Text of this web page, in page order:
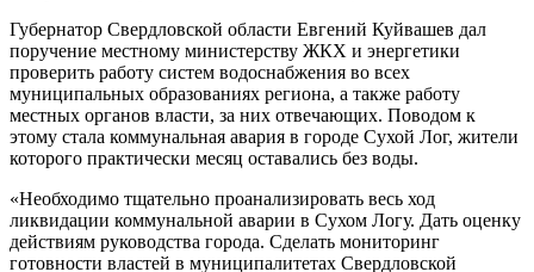
Губернатор Свердловской области Евгений Куйвашев дал
поручение местному министерству ЖКХ и энергетики
проверить работу систем водоснабжения во всех
муниципальных образованиях региона, а также работу
местных органов власти, за них отвечающих. Поводом к
этому стала коммунальная авария в городе Сухой Лог, жители
которого практически месяц оставались без воды.
«Необходимо тщательно проанализировать весь ход
ликвидации коммунальной аварии в Сухом Логу. Дать оценку
действиям руководства города. Сделать мониторинг
готовности властей в муниципалитетах Свердловской